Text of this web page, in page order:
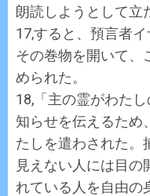
朗読しようとして立
17,すると、預言者
その巻物を開いて、
められた。
18,「主の霊がわた
知らせを伝えるため
たしを遣わされた。
見えない人には目の
れている人を自由の